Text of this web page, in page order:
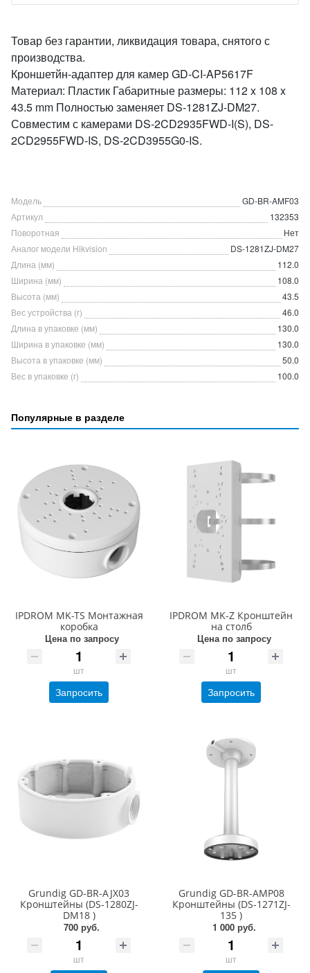
Товар без гарантии, ликвидация товара, снятого с
производства.
Кроншетйн-адаптер для камер GD-CI-AP5617F
Материал: Пластик Габаритные размеры: 112 x 108 x
43.5 mm Полностью заменяет DS-1281ZJ-DM27.
Совместим с камерами DS-2CD2935FWD-I(S), DS-
2CD2955FWD-IS, DS-2CD3955G0-IS.
Модель
GD-BR-AMF03
Артикул
132353
Поворотная
Нет
Аналог модели Hikvision
DS-1281ZJ-DM27
Длина (мм)
112.0
Ширина (мм)
108.0
Высота (мм)
43.5
Вес устройства (г)
46.0
Длина в упаковке (мм)
130.0
Ширина в упаковке (мм)
130.0
Высота в упаковке (мм)
50.0
Вес в упаковке (г)
100.0
Популярные в разделе
IPDROM MK-TS Монтажная
коробка
Цена по запросу
шт
Запросить
IPDROM MK-Z Кронштейн
на столб
Цена по запросу
шт
Запросить
Grundig GD-BR-AJX03
Кронштейны (DS-1280ZJ-
DM18 )
700 руб.
шт
Grundig GD-BR-AMP08
Кронштейны (DS-1271ZJ-
135 )
1 000 руб.
шт